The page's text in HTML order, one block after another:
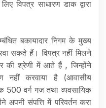
विपत्र साधारण डाक द्वारा
बकायादार निगम के मुख्य
सकते हैं। विपत्र नहीं मिलने
की श्रेणी में आते हैं , जिन्होंने
नहीं करवाया है (आवासीय
500 वर्ग गज तथा व्यवसायिक
संपत्ति में परिवर्तन करा